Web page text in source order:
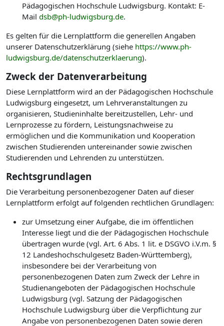
Pädagogischen Hochschule Ludwigsburg. Kontakt: E-
Mail dsb@ph-ludwigsburg.de.
Es gelten für die Lernplattform die generellen Angaben
unserer Datenschutzerklärung (siehe https://www.ph-
ludwigsburg.de/datenschutzerklaerung).
Zweck der Datenverarbeitung
Diese Lernplattform wird an der Pädagogischen Hochschule
Ludwigsburg eingesetzt, um Lehrveranstaltungen zu
organisieren, Studieninhalte bereitzustellen, Lehr- und
Lernprozesse zu fördern, Leistungsnachweise zu
ermöglichen und die Kommunikation und Kooperation
zwischen Studierenden untereinander sowie zwischen
Studierenden und Lehrenden zu unterstützen.
Rechtsgrundlagen
Die Verarbeitung personenbezogener Daten auf dieser
Lernplattform erfolgt auf folgenden rechtlichen Grundlagen:
zur Umsetzung einer Aufgabe, die im öffentlichen
Interesse liegt und die der Pädagogischen Hochschule
übertragen wurde (vgl. Art. 6 Abs. 1 lit. e DSGVO i.V.m. §
12 Landeshochschulgesetz Baden-Württemberg),
insbesondere bei der Verarbeitung von
personenbezogenen Daten zum Zweck der Lehre in
Studienangeboten der Pädagogischen Hochschule
Ludwigsburg (vgl. Satzung der Pädagogischen
Hochschule Ludwigsburg über die Verpflichtung zur
Angabe von personenbezogenen Daten sowie deren